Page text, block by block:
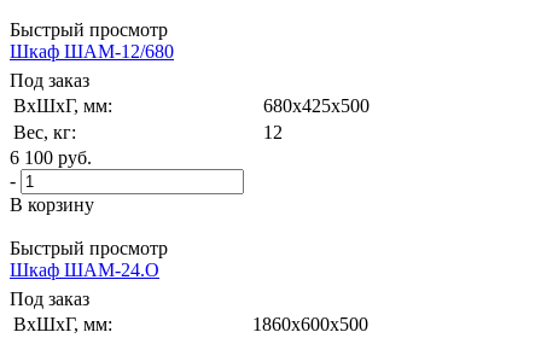
Быстрый просмотр
Шкаф ШАМ-12/680
Под заказ
ВxШxГ, мм:
680x425x500
Вес, кг:
12
6 100 руб.
-
В корзину
Быстрый просмотр
Шкаф ШАМ-24.О
Под заказ
ВxШxГ, мм:
1860x600x500